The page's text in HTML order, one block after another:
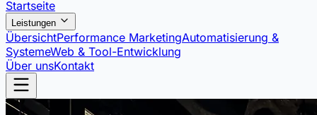
Startseite
Leistungen
ÜbersichtPerformance MarketingAutomatisierung &
SystemeWeb & Tool-Entwicklung
Über unsKontakt